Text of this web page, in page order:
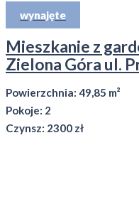
wynajęte
Mieszkanie z
Zielona Góra ul.
Powierzchnia: 49,85 m²
Pokoje: 2
Czynsz: 2300 zł